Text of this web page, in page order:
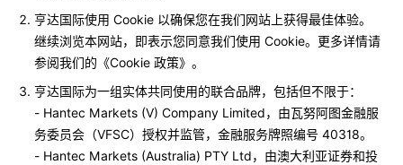
亨达国际使用 Cookie 以确保您在我们网站上获得最佳体验。
继续浏览本网站，即表示您同意我们使用 Cookie。更多详情请
参阅我们的《Cookie 政策》。
亨达国际为一组实体共同使用的联合品牌，包括但不限于：
- Hantec Markets (V) Company Limited，由瓦努阿图金融服
务委员会（VFSC）授权并监管，金融服务牌照编号 40318。
- Hantec Markets (Australia) PTY Ltd，由澳大利亚证券和投